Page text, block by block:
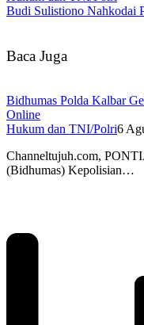
Budi Sulistiono Nahkodai
Baca Juga
Bidhumas Polda Kalbar
Online
Hukum dan TNI/Polri6
Channeltujuh.com,
(Bidhumas) Kepolisian…